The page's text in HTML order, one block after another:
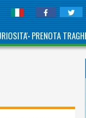
•PRENOTA